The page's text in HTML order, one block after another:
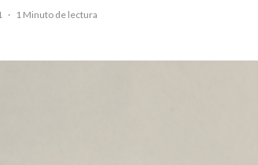
· 1 Minuto de lectura